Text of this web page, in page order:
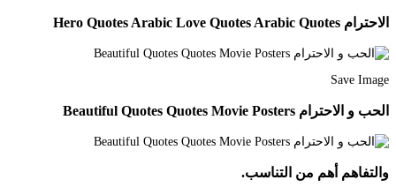
الاحترام Hero Quotes Arabic Love Quotes Arabic Quotes
Save Image
الحب و الاحترام Beautiful Quotes Quotes Movie Posters
والتفاهم أهم من التناسب.